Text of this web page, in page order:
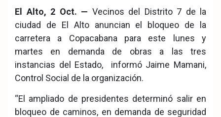
eb
ook
ter
tsA
pp
El Alto, 2 Oct. — Vecinos del Distrito 7 de la
ciudad de El Alto anuncian el bloqueo de la
carretera a Copacabana para este lunes y
martes en demanda de obras a las tres
instancias del Estado, informó Jaime Mamani,
Control Social de la organización.
“El ampliado de presidentes determinó salir en
bloqueo de caminos, en demanda de seguridad